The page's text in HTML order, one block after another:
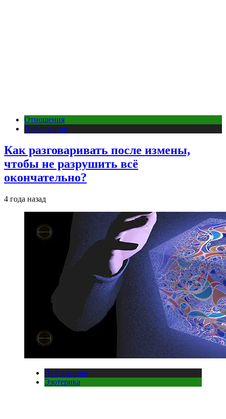
Отношения
Публикации
Как разговаривать после измены,
чтобы не разрушить всё
окончательно?
4 года назад
Публикации
Эзотерика